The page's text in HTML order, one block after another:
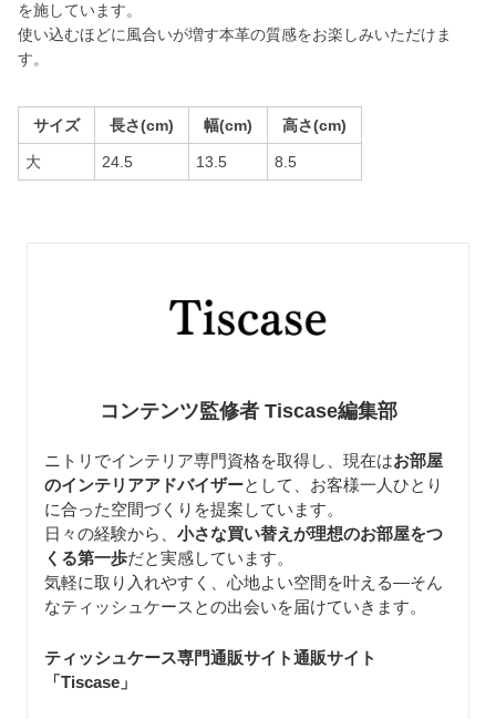
を施しています。
使い込むほどに風合いが増す本革の質感をお楽しみいただけま
す。
サイズ 長さ(cm) 幅(cm) 高さ(cm)
大 24.5 13.5 8.5
コンテンツ監修者 Tiscase編集部
ニトリでインテリア専門資格を取得し、現在はお部屋
のインテリアアドバイザーとして、お客様一人ひとり
に合った空間づくりを提案しています。
日々の経験から、 小さな買い替えが理想のお部屋をつ
くる第一歩だと実感しています。
気軽に取り入れやすく、心地よい空間を叶える—そん
なティッシュケースとの出会いを届けていきます。
ティッシュケース専門通販サイト通販サイト
「Tiscase 」